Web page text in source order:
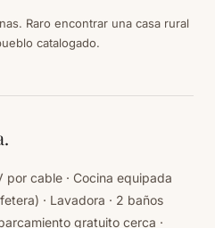
Raro encontrar una casa rural
catalogado.
por cable · Cocina equipada
· Lavadora · 2 baños
gratuito cerca ·